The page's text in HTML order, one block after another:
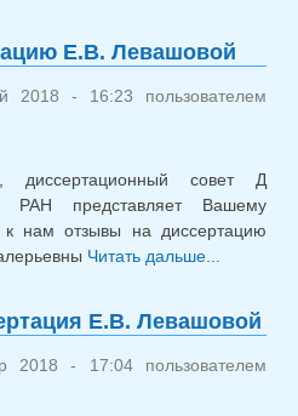
Е.В. Левашовой
2018 - 16:23 пользователем
диссертационный совет Д
представляет Вашему
нам отзывы на диссертацию
Читать дальше...
Е.В.
Е.В. Левашовой
2018 - 17:04 пользователем